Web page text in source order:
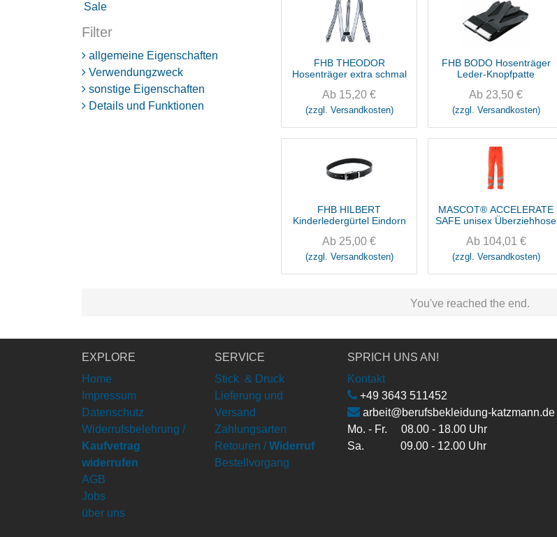
Sale
Filter
allgemeine Eigenschaften
Verwendungzweck
sonstige Eigenschaften
Details und Funktionen
FHB THEODOR
Hosenträger extra schmal
Ab 15,20 €
(zzgl. Versandkosten)
FHB BODO Hosenträger
Leder-Knopfpatte
Ab 23,50 €
(zzgl. Versandkosten)
FHB HILBERT
Kinderledergürtel Eindorn
Ab 25,00 €
(zzgl. Versandkosten)
MASCOT® ACCELERATE
SAFE unisex Überziehhose
Ab 104,01 €
(zzgl. Versandkosten)
You've reached the end.
EXPLORE
Home
Impressum
Datenschutz
Widerrufsbelehrung /
Kaufvetrag
widerrufen
AGB
Jobs
über uns
SERVICE
Stick & Druck
Lieferung und
Versand
Zahlungsarten
Retouren / Widerruf
Bestellvorgang
SPRICH UNS AN!
Kontakt
+49 3643 511452
arbeit@berufsbekleidung-katzmann.de
Mo. - Fr. 08.00 - 18.00 Uhr
Sa. 09.00 - 12.00 Uhr